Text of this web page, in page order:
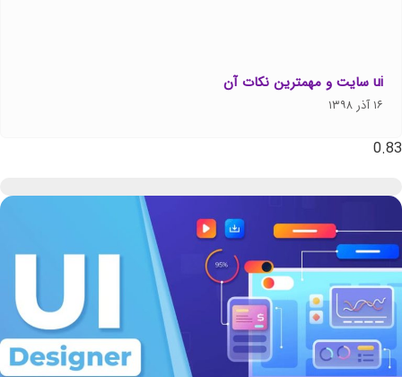
ui سایت و مهمترین نکات آن
۱۶ آذر ۱۳۹۸